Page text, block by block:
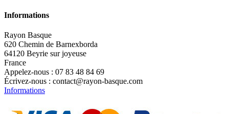
Informations
Rayon Basque
620 Chemin de Barnexborda
64120 Beyrie sur joyeuse
France
Appelez-nous : 07 83 48 84 69
Écrivez-nous : contact@rayon-basque.com
Informations